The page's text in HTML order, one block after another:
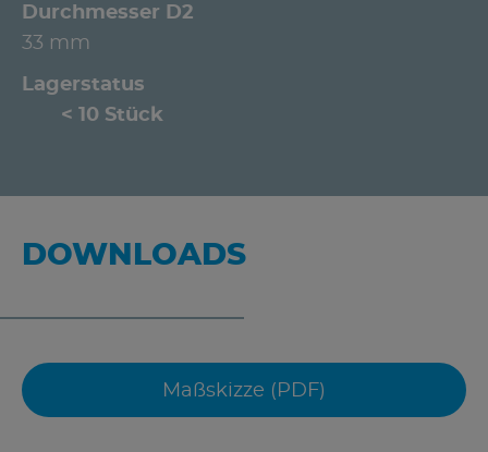
Durchmesser D2
33 mm
Lagerstatus
< 10 Stück
DOWNLOADS
Maßskizze (PDF)